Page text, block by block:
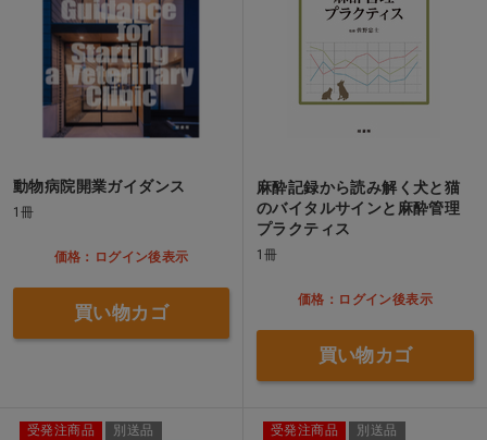
動物病院開業ガイダンス
1冊
価格：ログイン後表示
買い物カゴ
麻酔記録から読み解く犬と猫
のバイタルサインと麻酔管理
プラクティス
1冊
価格：ログイン後表示
買い物カゴ
受発注商品 別送品 受発注商品 別送品